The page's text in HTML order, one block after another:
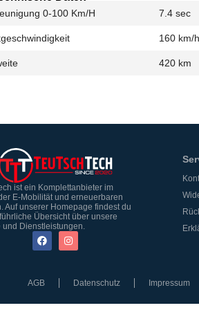
0-100 Km/h 7.4 sec
160 km/h
420 km
ist ein Komplettanbieter im
E-Mobilität und erneuerbaren
Auf unserer Homepage findest du
Übersicht über unsere
und Dienstleistungen.
AGB Datenschutz Impressum